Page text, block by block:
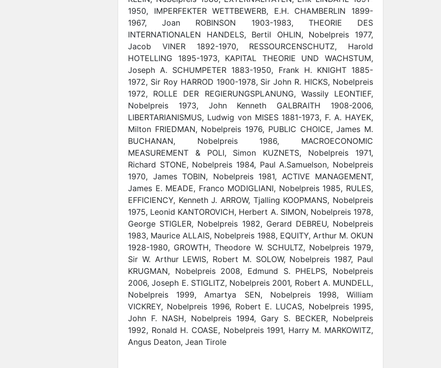
1950, IMPERFEKTER WETTBEWERB, E.H. CHAMBERLIN 1899-
1967, Joan ROBINSON 1903-1983, THEORIE DES
INTERNATIONALEN HANDELS, Bertil OHLIN, Nobelpreis 1977,
Jacob VINER 1892-1970, RESSOURCENSCHUTZ, Harold
HOTELLING 1895-1973, KAPITAL THEORIE UND WACHSTUM,
Joseph A. SCHUMPETER 1883-1950, Frank H. KNIGHT 1885-
1972, Sir Roy HARROD 1900-1978, Sir John R. HICKS, Nobelpreis
1972, ROLLE DER REGIERUNGSPLANUNG, Wassily LEONTIEF,
Nobelpreis 1973, John Kenneth GALBRAITH 1908-2006,
LIBERTARIANISMUS, Ludwig von MISES 1881-1973, F. A. HAYEK,
Milton FRIEDMAN, Nobelpreis 1976, PUBLIC CHOICE, James M.
BUCHANAN, Nobelpreis 1986, MACROECONOMIC
MEASUREMENT & POLI, Simon KUZNETS, Nobelpreis 1971,
Richard STONE, Nobelpreis 1984, Paul A.Samuelson, Nobelpreis
1970, James TOBIN, Nobelpreis 1981, ACTIVE MANAGEMENT,
James E. MEADE, Franco MODIGLIANI, Nobelpreis 1985, RULES,
EFFICIENCY, Kenneth J. ARROW, Tjalling KOOPMANS, Nobelpreis
1975, Leonid KANTOROVICH, Herbert A. SIMON, Nobelpreis 1978,
George STIGLER, Nobelpreis 1982, Gerard DEBREU, Nobelpreis
1983, Maurice ALLAIS, Nobelpreis 1988, EQUITY, Arthur M. OKUN
1928-1980, GROWTH, Theodore W. SCHULTZ, Nobelpreis 1979,
Sir W. Arthur LEWIS, Robert M. SOLOW, Nobelpreis 1987, Paul
KRUGMAN, Nobelpreis 2008, Edmund S. PHELPS, Nobelpreis
2006, Joseph E. STIGLITZ, Nobelpreis 2001, Robert A. MUNDELL,
Nobelpreis 1999, Amartya SEN, Nobelpreis 1998, William
VICKREY, Nobelpreis 1996, Robert E. LUCAS, Nobelpreis 1995,
John F. NASH, Nobelpreis 1994, Gary S. BECKER, Nobelpreis
1992, Ronald H. COASE, Nobelpreis 1991, Harry M. MARKOWITZ,
Angus Deaton, Jean Tirole